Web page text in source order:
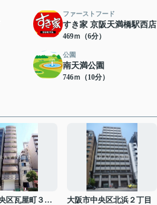
ファーストフード
すき家 京阪天満橋駅西店
469ｍ（6分）
公園
南天満公園
746ｍ（10分）
大阪市中央区瓦屋町３丁目
大阪市中央区北浜２丁目